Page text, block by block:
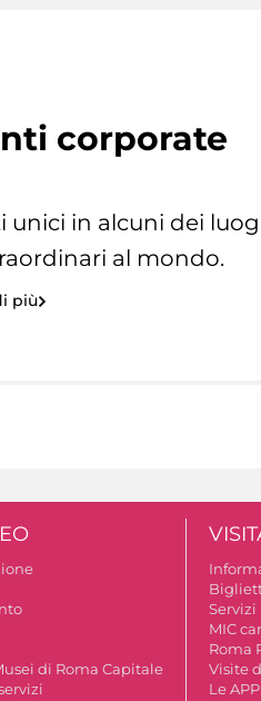
corporate
unici in alcuni dei
al mondo.
più
di Roma Capitale
Servizi
MIC
Roma
Visite
Le